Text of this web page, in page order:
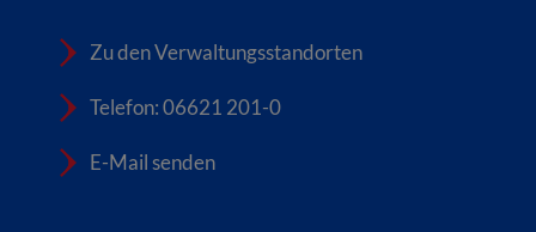
Zu den Verwaltungsstandorten
Telefon: 06621 201-0
E-Mail senden